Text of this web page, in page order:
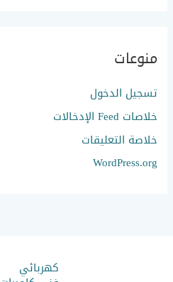
منوعات
تسجيل الدخول
خلاصات Feed الإدخالات
خلاصة التعليقات
WordPress.org
كهربائي